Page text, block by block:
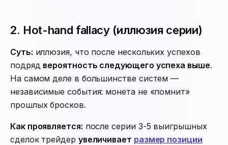
2. Hot-hand fallacy (иллюзия серии)
Суть: иллюзия, что после нескольких успехов
подряд вероятность следующего успеха выше.
На самом деле в большинстве систем —
независимые события: монета не «помнит»
прошлых бросков.
Как проявляется: после серии 3-5 выигрышных
сделок трейдер увеличивает размер позиции